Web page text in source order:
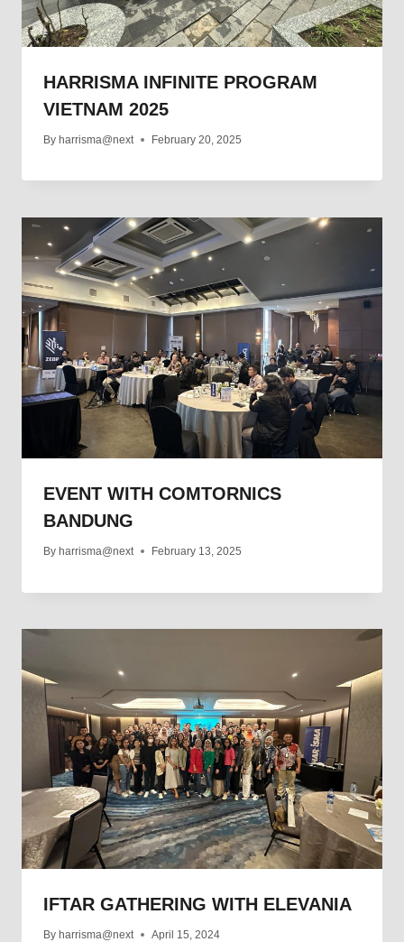
HARRISMA INFINITE PROGRAM
VIETNAM 2025
By harrisma@next February 20, 2025
EVENT WITH COMTORNICS
BANDUNG
By harrisma@next February 13, 2025
IFTAR GATHERING WITH ELEVANIA
By harrisma@next April 15, 2024